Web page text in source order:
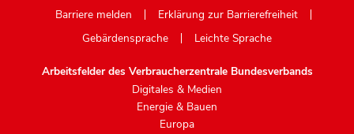
Barriere melden
Erklärung zur Barrierefreiheit
Gebärdensprache
Leichte Sprache
Arbeitsfelder des Verbraucherzentrale Bundesverbands
Digitales & Medien
Energie & Bauen
Europa